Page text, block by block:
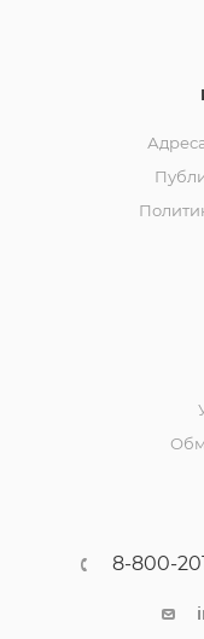
8-800-